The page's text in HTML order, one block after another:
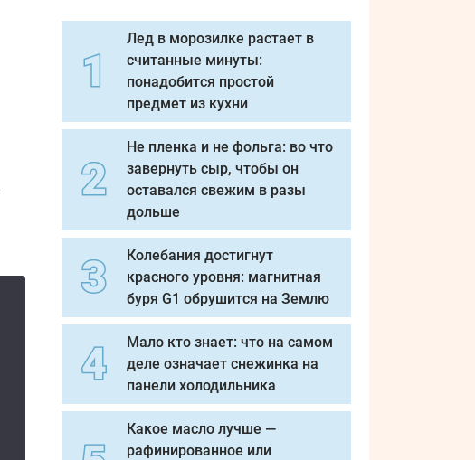
Лед в морозилке растает в
считанные минуты:
понадобится простой
предмет из кухни
Не пленка и не фольга: во что
завернуть сыр, чтобы он
оставался свежим в разы
дольше
Колебания достигнут
красного уровня: магнитная
буря G1 обрушится на Землю
Мало кто знает: что на самом
деле означает снежинка на
панели холодильника
Какое масло лучше —
рафинированное или